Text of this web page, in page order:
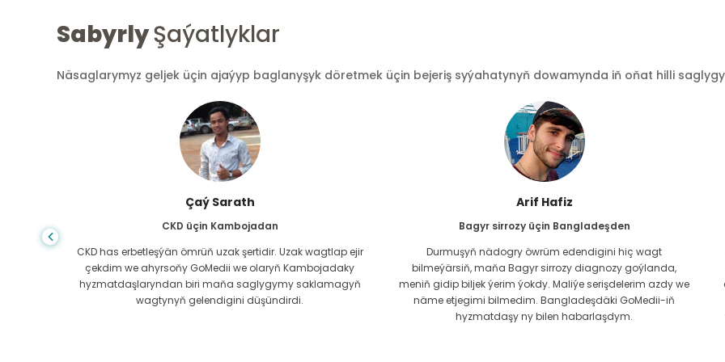
SabyrlyŞaýatlyklar
Näsaglarymyz geljek üçin ajaýyp baglanyşyk döretmek üçin bejeriş syýahatynyň dowamynda iň oňat hilli
Arif Hafiz
Bagyr sirrozy üçin Bangladeşden
Durmuşyň nädogry öwrüm edendigini hiç wagt
bilmeýärsiň, maňa Bagyr sirrozy diagnozy goýlanda,
meniň gidip biljek ýerim ýokdy. Maliýe serişdelerim azdy we
näme etjegimi bilmedim. Bangladeşdäki GoMedii-iň
Işrat Jahan
Kardiologiýa üçin Bangladeşden
GoMedii bilen paýlaşylan baglanyşyk köne. Iki ýyl töweregi
öň karidiak meseläm üçin olar bilen habarlaşdym. Şeýle-
de bolsa, topar hemişe yzygiderli kömek edip gelýär! Maks-
da yzygiderli barlaglarymy geçirmek üçin köplenç
wagtal-wagtal olar bilen habarlaşýaryn, Allanyň toparyny